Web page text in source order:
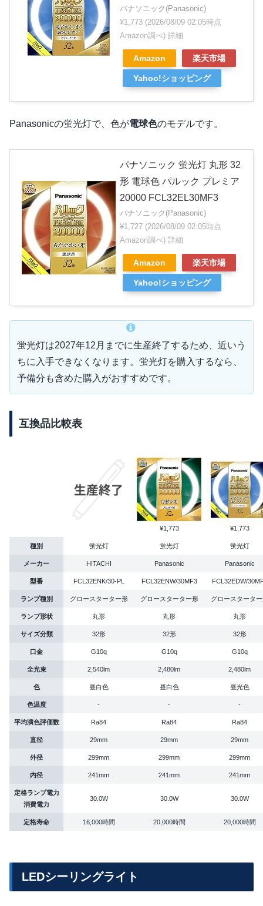
パナソニック(Panasonic)
¥1,773 (2026/08/09 02:05時点
Amazon調べ) 詳細
Amazon 楽天市場
Yahoo!ショッピング
Panasonicの蛍光灯で、色が電球色のモデルです。
パナソニック 蛍光灯 丸形 32
形 電球色 パルック プレミア
20000 FCL32EL30MF3
パナソニック(Panasonic)
¥1,727 (2026/08/09 02:05時点
Amazon調べ) 詳細
Amazon 楽天市場
Yahoo!ショッピング
蛍光灯は2027年12月までに生産終了するため、近いう
ちに入手できなくなります。蛍光灯を購入するなら、
予備分も含めた購入がおすすめです。
互換品比較表
¥1,773 ¥1,773
種別 蛍光灯 蛍光灯 蛍光灯
メーカー HITACHI Panasonic Panasonic
型番 FCL32ENK/30-PL FCL32ENW/30MF3 FCL32EDW/
ランプ種別 グロースターター形 グロースターター形 グロースタータ
ランプ形状 丸形 丸形 丸形
サイズ分類 32形 32形 32形
口金 G10q G10q G10q
全光束 2,540lm 2,480lm 2,480lm
色 昼白色 昼白色 昼光色
色温度 - - -
平均演色評価数 Ra84 Ra84 Ra84
直径 29mm 29mm 29mm
外径 299mm 299mm 299mm
内径 241mm 241mm 241mm
定格ランプ電力
消費電力
30.0W 30.0W 30.0W
定格寿命 16,000時間 20,000時間 20,000時間
LEDシーリングライト